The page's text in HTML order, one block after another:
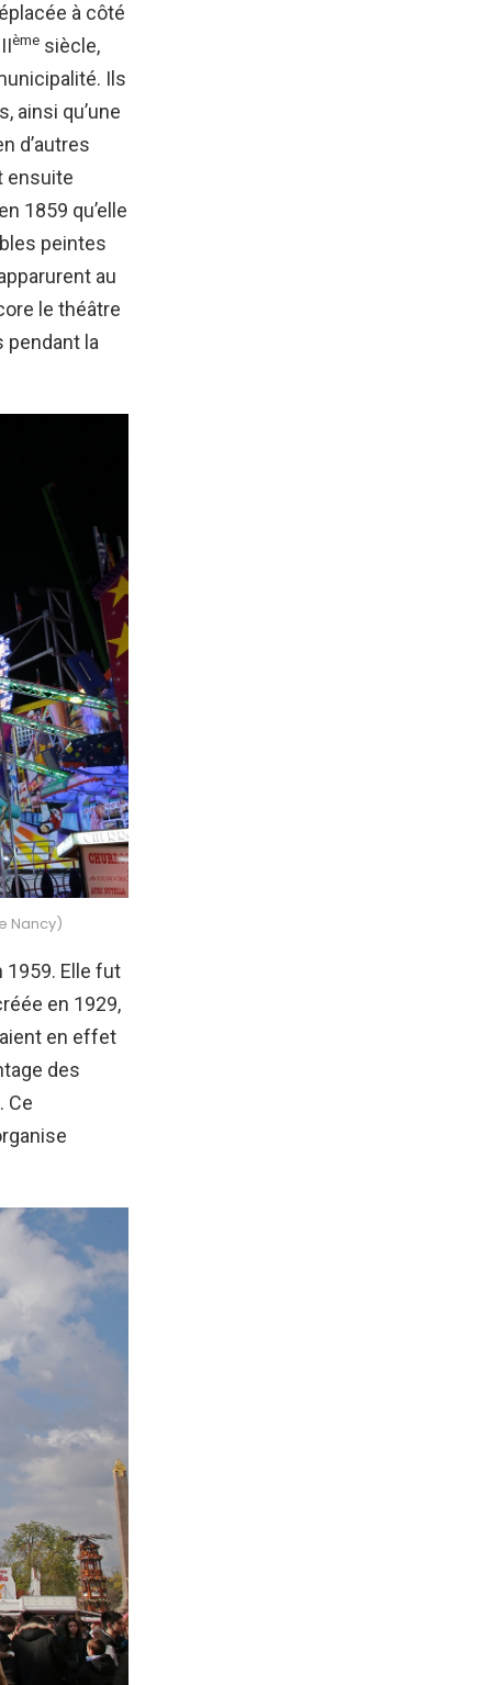
à côté
ème siècle,
Ils
ainsi qu’une
d’autres
ensuite
1859 qu’elle
peintes
au
le théâtre
pendant la
Nancy)
1959. Elle fut
en 1929,
en effet
des
Ce